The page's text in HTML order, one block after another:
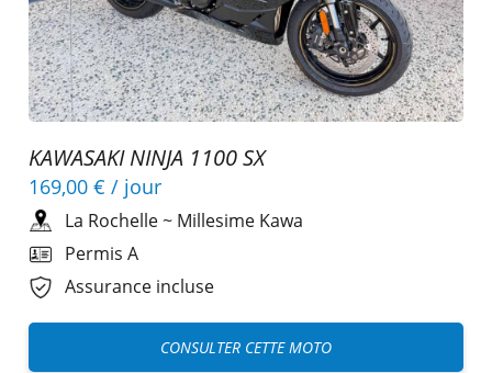
KAWASAKI NINJA 1100 SX
169,00 € / jour
La Rochelle~ Millesime Kawa
Permis A
Assurance incluse
CONSULTER CETTE MOTO